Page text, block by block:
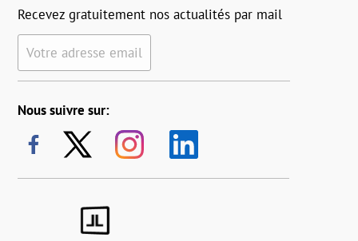
Recevez gratuitement nos actualités par mail
Votre adresse email
Nous suivre sur: